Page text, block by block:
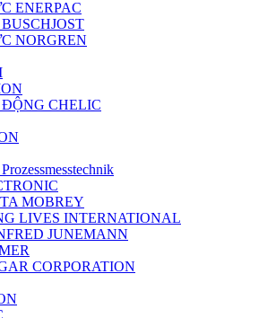
ENERPAC
NORGREN
CHELIC
MOBREY
LIVES INTERNATIONAL
JUNEMANN
CORPORATION